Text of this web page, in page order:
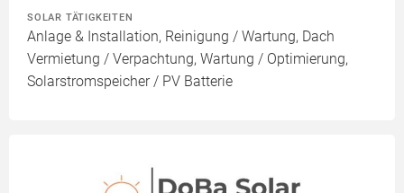
SOLAR TÄTIGKEITEN
Anlage & Installation, Reinigung / Wartung, Dach
Vermietung / Verpachtung, Wartung / Optimierung,
Solarstromspeicher / PV Batterie